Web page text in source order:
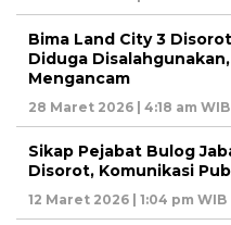
Bima Land City 3
Diduga
Mengancam
28 Maret 2026 | 4:18 am WIB
Sikap Pejabat Bulog
Disorot, Komunikasi
12 Maret 2026 | 1:04 pm WIB